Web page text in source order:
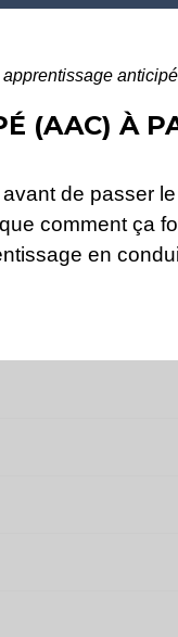
(AAC) À
de passer
comment ça
en